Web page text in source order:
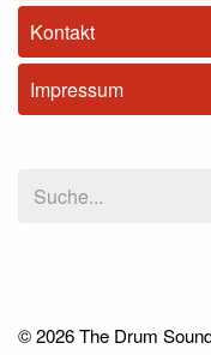
Kontakt
Impressum
© 2026 The Drum